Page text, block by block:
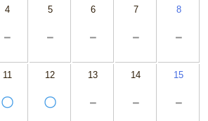
4
－
5
－
6
－
7
－
8
－
11
〇
12
〇
13
－
14
－
15
－